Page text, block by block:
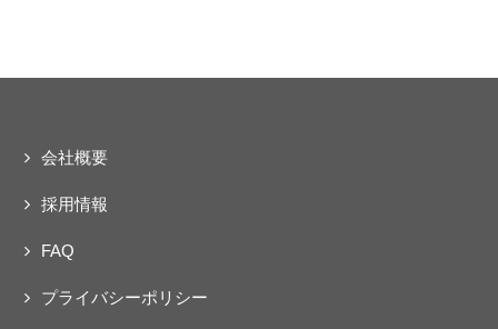
会社概要
採用情報
FAQ
プライバシーポリシー